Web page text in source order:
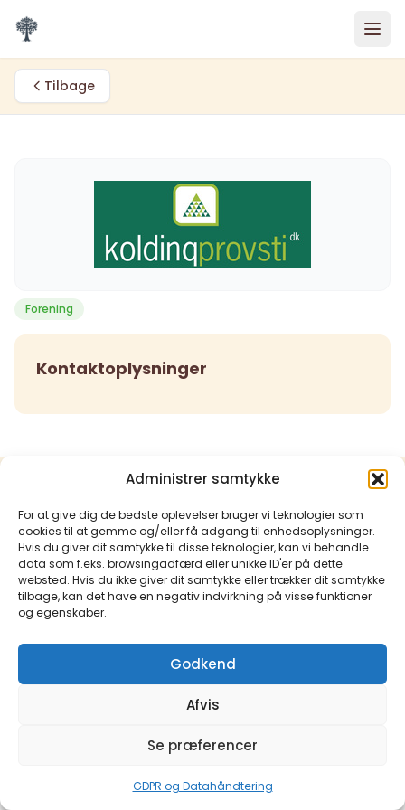
Administrer samtykke
For at give dig de bedste oplevelser bruger vi teknologier som
cookies til at gemme og/eller få adgang til enhedsoplysninger.
Hvis du giver dit samtykke til disse teknologier, kan vi behandle
data som f.eks. browsingadfærd eller unikke ID'er på dette
websted. Hvis du ikke giver dit samtykke eller trækker dit samtykke
tilbage, kan det have en negativ indvirkning på visse funktioner
og egenskaber.
Godkend
Afvis
Se præferencer
GDPR og Datahåndtering
Tilbage
Forening
Kontaktoplysninger